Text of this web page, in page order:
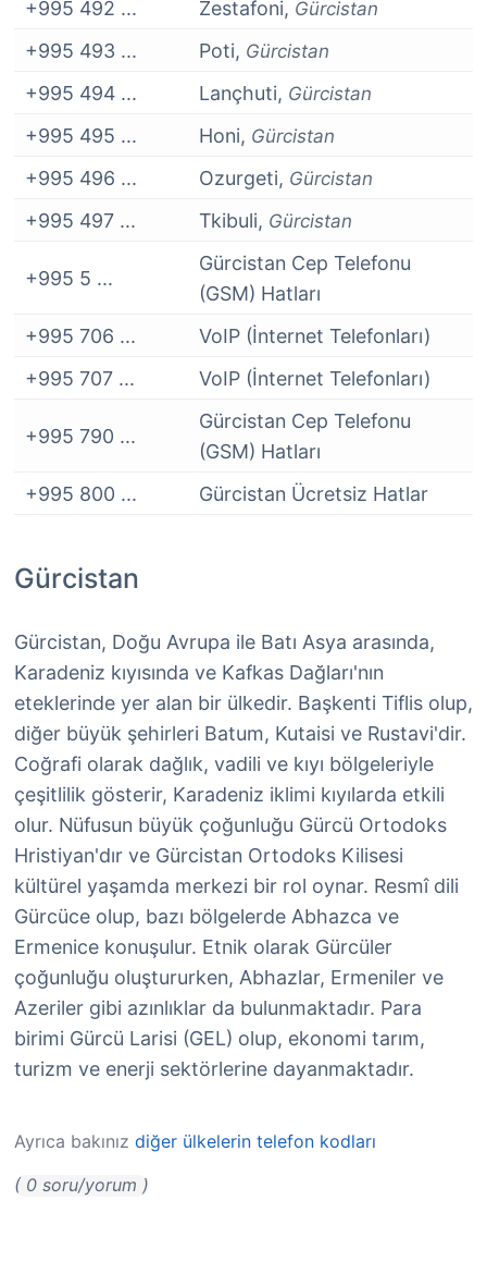
+995 492 ... Zestafoni, Gürcistan
+995 493 ... Poti, Gürcistan
+995 494 ... Lançhuti, Gürcistan
+995 495 ... Honi, Gürcistan
+995 496 ... Ozurgeti, Gürcistan
+995 497 ... Tkibuli, Gürcistan
+995 5 ...
Gürcistan Cep Telefonu
(GSM) Hatları
+995 706 ...
VoIP (İnternet Telefonları)
+995 707 ...
VoIP (İnternet Telefonları)
+995 790 ...
Gürcistan Cep Telefonu
(GSM) Hatları
+995 800 ...
Gürcistan Ücretsiz Hatlar
Gürcistan
Gürcistan, Doğu Avrupa ile Batı Asya arasında,
Karadeniz kıyısında ve Kafkas Dağları'nın
eteklerinde yer alan bir ülkedir. Başkenti Tiflis olup,
diğer büyük şehirleri Batum, Kutaisi ve Rustavi'dir.
Coğrafi olarak dağlık, vadili ve kıyı bölgeleriyle
çeşitlilik gösterir, Karadeniz iklimi kıyılarda etkili
olur. Nüfusun büyük çoğunluğu Gürcü Ortodoks
Hristiyan'dır ve Gürcistan Ortodoks Kilisesi
kültürel yaşamda merkezi bir rol oynar. Resmî dili
Gürcüce olup, bazı bölgelerde Abhazca ve
Ermenice konuşulur. Etnik olarak Gürcüler
çoğunluğu oluştururken, Abhazlar, Ermeniler ve
Azeriler gibi azınlıklar da bulunmaktadır. Para
birimi Gürcü Larisi (GEL) olup, ekonomi tarım,
turizm ve enerji sektörlerine dayanmaktadır.
Ayrıca bakınız diğer ülkelerin telefon kodları
( 0 soru/yorum )